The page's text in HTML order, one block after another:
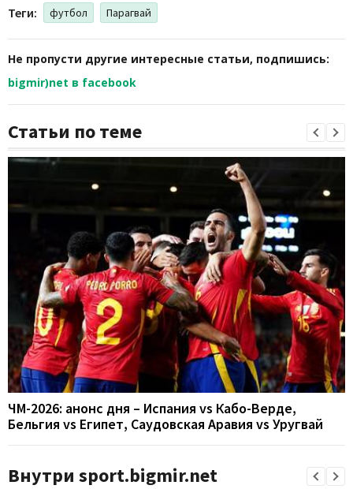
Теги: футбол Парагвай
Не пропусти другие интересные статьи, подпишись:
bigmir)net в facebook
Статьи по теме
ЧМ-2026: анонс дня – Испания vs Кабо-Верде,
Бельгия vs Египет, Саудовская Аравия vs Уругвай
Внутри sport.bigmir.net